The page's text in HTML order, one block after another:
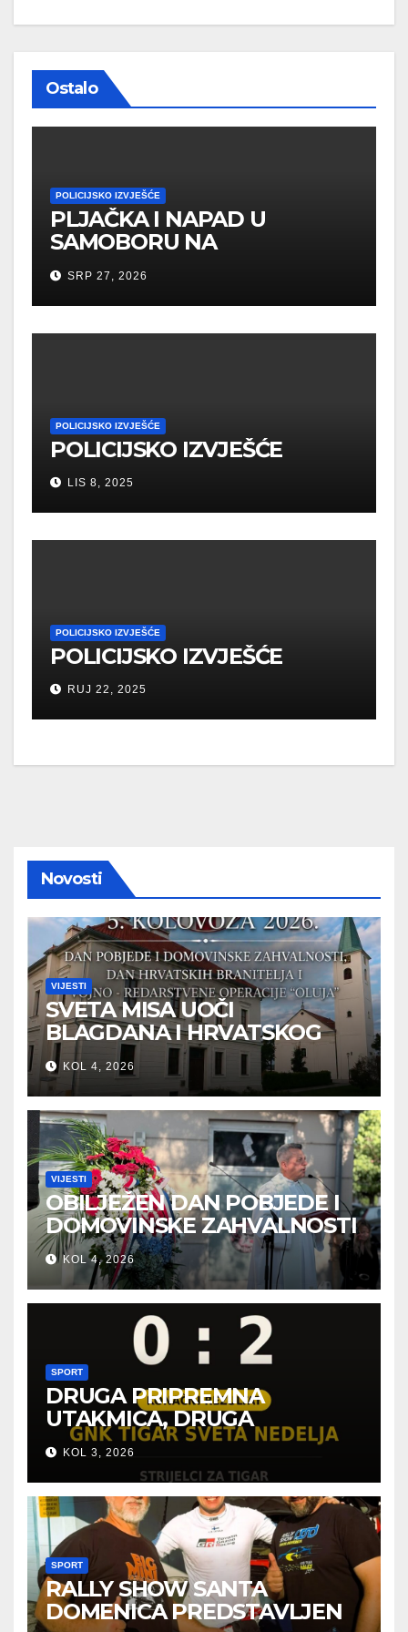
Ostalo
POLICIJSKO IZVJEŠĆE
PLJAČKA I NAPAD U
SAMOBORU NA
MALOLJETNIKA
SRP 27, 2026
POLICIJSKO IZVJEŠĆE
POLICIJSKO IZVJEŠĆE
LIS 8, 2025
POLICIJSKO IZVJEŠĆE
POLICIJSKO IZVJEŠĆE
RUJ 22, 2025
Novosti
VIJESTI
SVETA MISA UOČI
BLAGDANA I HRVATSKOG
PRAZNIKA SLOBODE
KOL 4, 2026
VIJESTI
OBILJEŽEN DAN POBJEDE I
DOMOVINSKE ZAHVALNOSTI
U SVETOJ NEDELJI
KOL 4, 2026
SPORT
DRUGA PRIPREMNA
UTAKMICA, DRUGA
POBJEDA ZA TIGROVE
KOL 3, 2026
SPORT
RALLY SHOW SANTA
DOMENICA PREDSTAVLJEN